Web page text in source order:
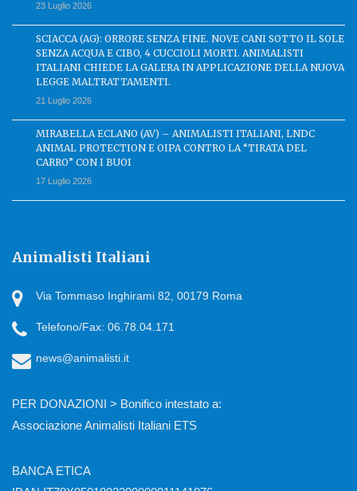
23 Luglio 2026
SCIACCA (AG): ORRORE SENZA FINE. NOVE CANI SOTTO IL SOLE
SENZA ACQUA E CIBO, 4 CUCCIOLI MORTI. ANIMALISTI
ITALIANI CHIEDE LA GALERA IN APPLICAZIONE DELLA NUOVA
LEGGE MALTRATTAMENTI.
21 Luglio 2026
MIRABELLA ECLANO (AV) – ANIMALISTI ITALIANI, LNDC
ANIMAL PROTECTION E OIPA CONTRO LA “TIRATA DEL
CARRO” CON I BUOI
17 Luglio 2026
Animalisti Italiani
Via Tommaso Inghirami 82, 00179 Roma
Telefono/Fax: 06.78.04.171
news@animalisti.it
PER DONAZIONI > Bonifico intestato a:
Associazione Animalisti Italiani ETS
BANCA ETICA